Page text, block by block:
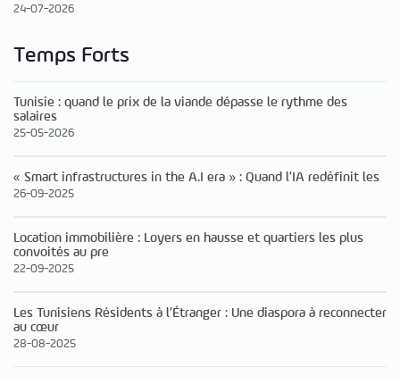
24-07-2026
Temps Forts
Tunisie : quand le prix de la viande dépasse le rythme des
salaires
25-05-2026
« Smart infrastructures in the A.I era » : Quand l’IA redéfinit les
26-09-2025
Location immobilière : Loyers en hausse et quartiers les plus
convoités au pre
22-09-2025
Les Tunisiens Résidents à l’Étranger : Une diaspora à reconnecter
au cœur
28-08-2025